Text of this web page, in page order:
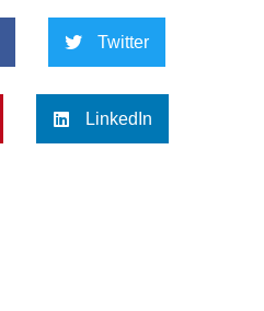
Twitter
LinkedIn